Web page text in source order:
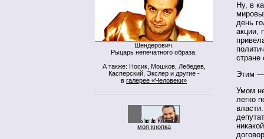
Шендерович.
Рыцарь непечатного образа.
А также: Носик, Мошков, Лебедев,
Касперский, Экслер и другие -
в галерее «Человеки»
моя кнопка
Ну, в
день
акции,
Этим —
Умом
легко